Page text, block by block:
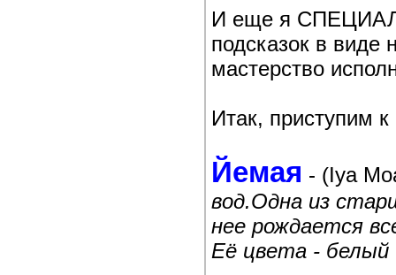
И еще я
подсказок в виде
мастерство
Итак, приступим
Йемая - (Iya
вод.Одна из
нее рождается
Её цвета - белый